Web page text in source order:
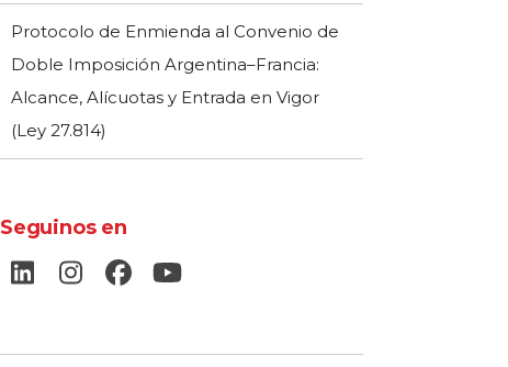
Protocolo de Enmienda al Convenio de
Doble Imposición Argentina–Francia:
Alcance, Alícuotas y Entrada en Vigor
(Ley 27.814)
Seguinos en